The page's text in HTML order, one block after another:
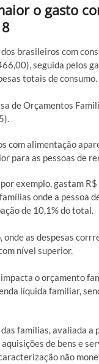
o gasto
brasileiros com
seguida pelos
totais de consumo.
de Orçamentos
com alimentação
para as pessoas de
exemplo, gastam
onde a pessoa
de 10,1% do total.
as despesas
nível superior.
o orçamento
líquida familiar,
famílias, avaliada
de bens e
não